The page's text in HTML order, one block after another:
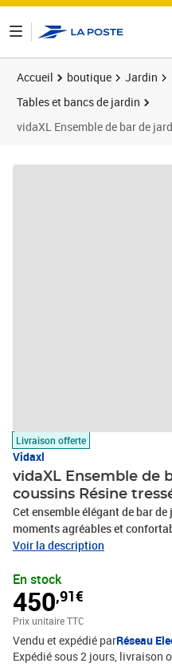
Accueil boutique Jardin
Tables et bancs de jardin
vidaXL Ensemble de bar de
Livraison offerte
Vidaxl
vidaXL Ensemble de
coussins Résine
Cet ensemble élégant de bar
moments agréables et
Dotée d’un cadre en acier
en extérieur. De plus, le dessus
massif ajoutent une
Les tabourets ont une
fabriqués en résine tressée
garantit leur stabilité et leur
le repose-pied ajoutent
Voir la description
En stock
450,91€
Prix unitaire TTC
Vendu et expédié parRéseau
Expédié sous 2 jours livraison